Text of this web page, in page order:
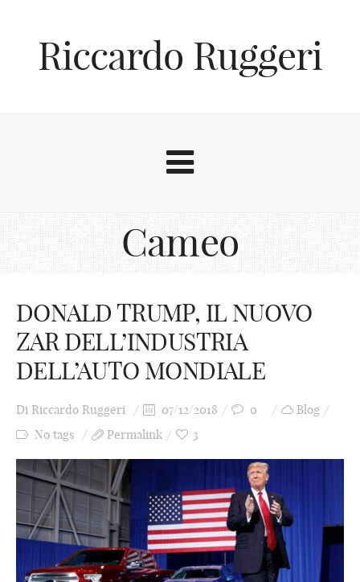
Riccardo Ruggeri
Cameo
DONALD TRUMP, IL NUOVO
ZAR DELL’INDUSTRIA
DELL’AUTO MONDIALE
Di Riccardo Ruggeri 07/12/2018 0
Blog
No tags
Permalink 3